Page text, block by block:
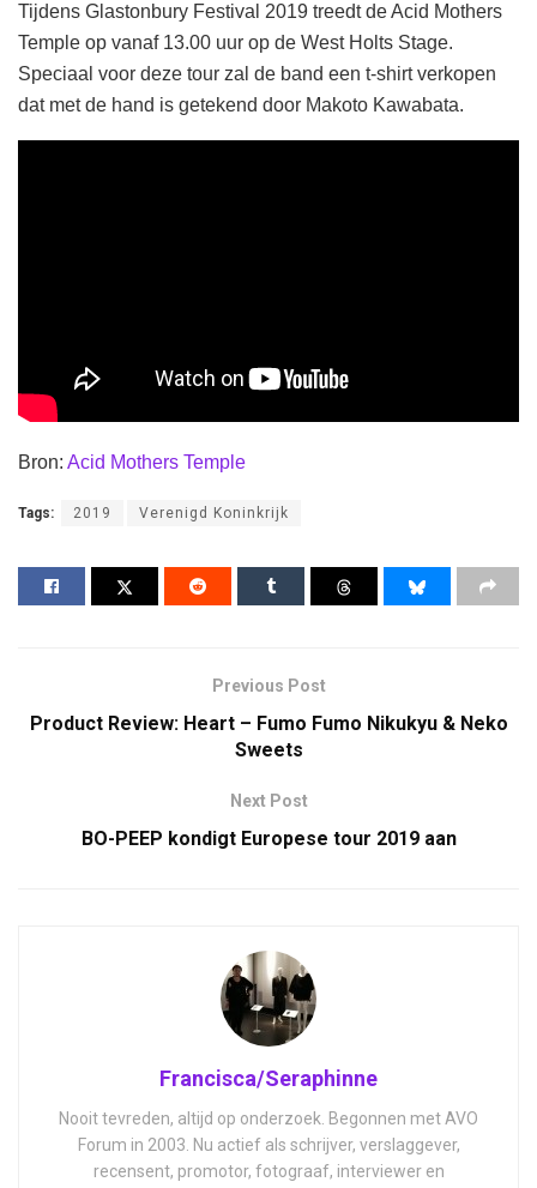
Tijdens Glastonbury Festival 2019 treedt de Acid Mothers
Temple op vanaf 13.00 uur op de West Holts Stage.
Speciaal voor deze tour zal de band een t-shirt verkopen
dat met de hand is getekend door Makoto Kawabata.
Bron: Acid Mothers Temple
Tags: 2019 Verenigd Koninkrijk
Previous Post
Product Review: Heart – Fumo Fumo Nikukyu & Neko
Sweets
Next Post
BO-PEEP kondigt Europese tour 2019 aan
Francisca/Seraphinne
Nooit tevreden, altijd op onderzoek. Begonnen met AVO
Forum in 2003. Nu actief als schrijver, verslaggever,
recensent, promotor, fotograaf, interviewer en